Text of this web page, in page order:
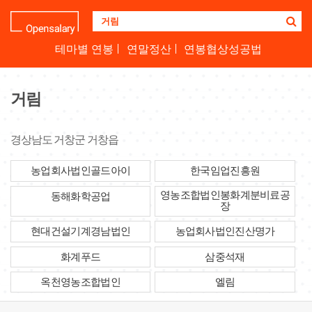
업
명
테마별 연봉 연말정산 연봉협상성공법
거림
경상남도 거창군 거창읍
농업회사법인골드아이 한국임업진흥원
동해화학공업
영농조합법인봉화계분비료공
장
현대건설기계경남법인 농업회사법인진산명가
화계푸드 삼중석재
옥천영농조합법인 엘림